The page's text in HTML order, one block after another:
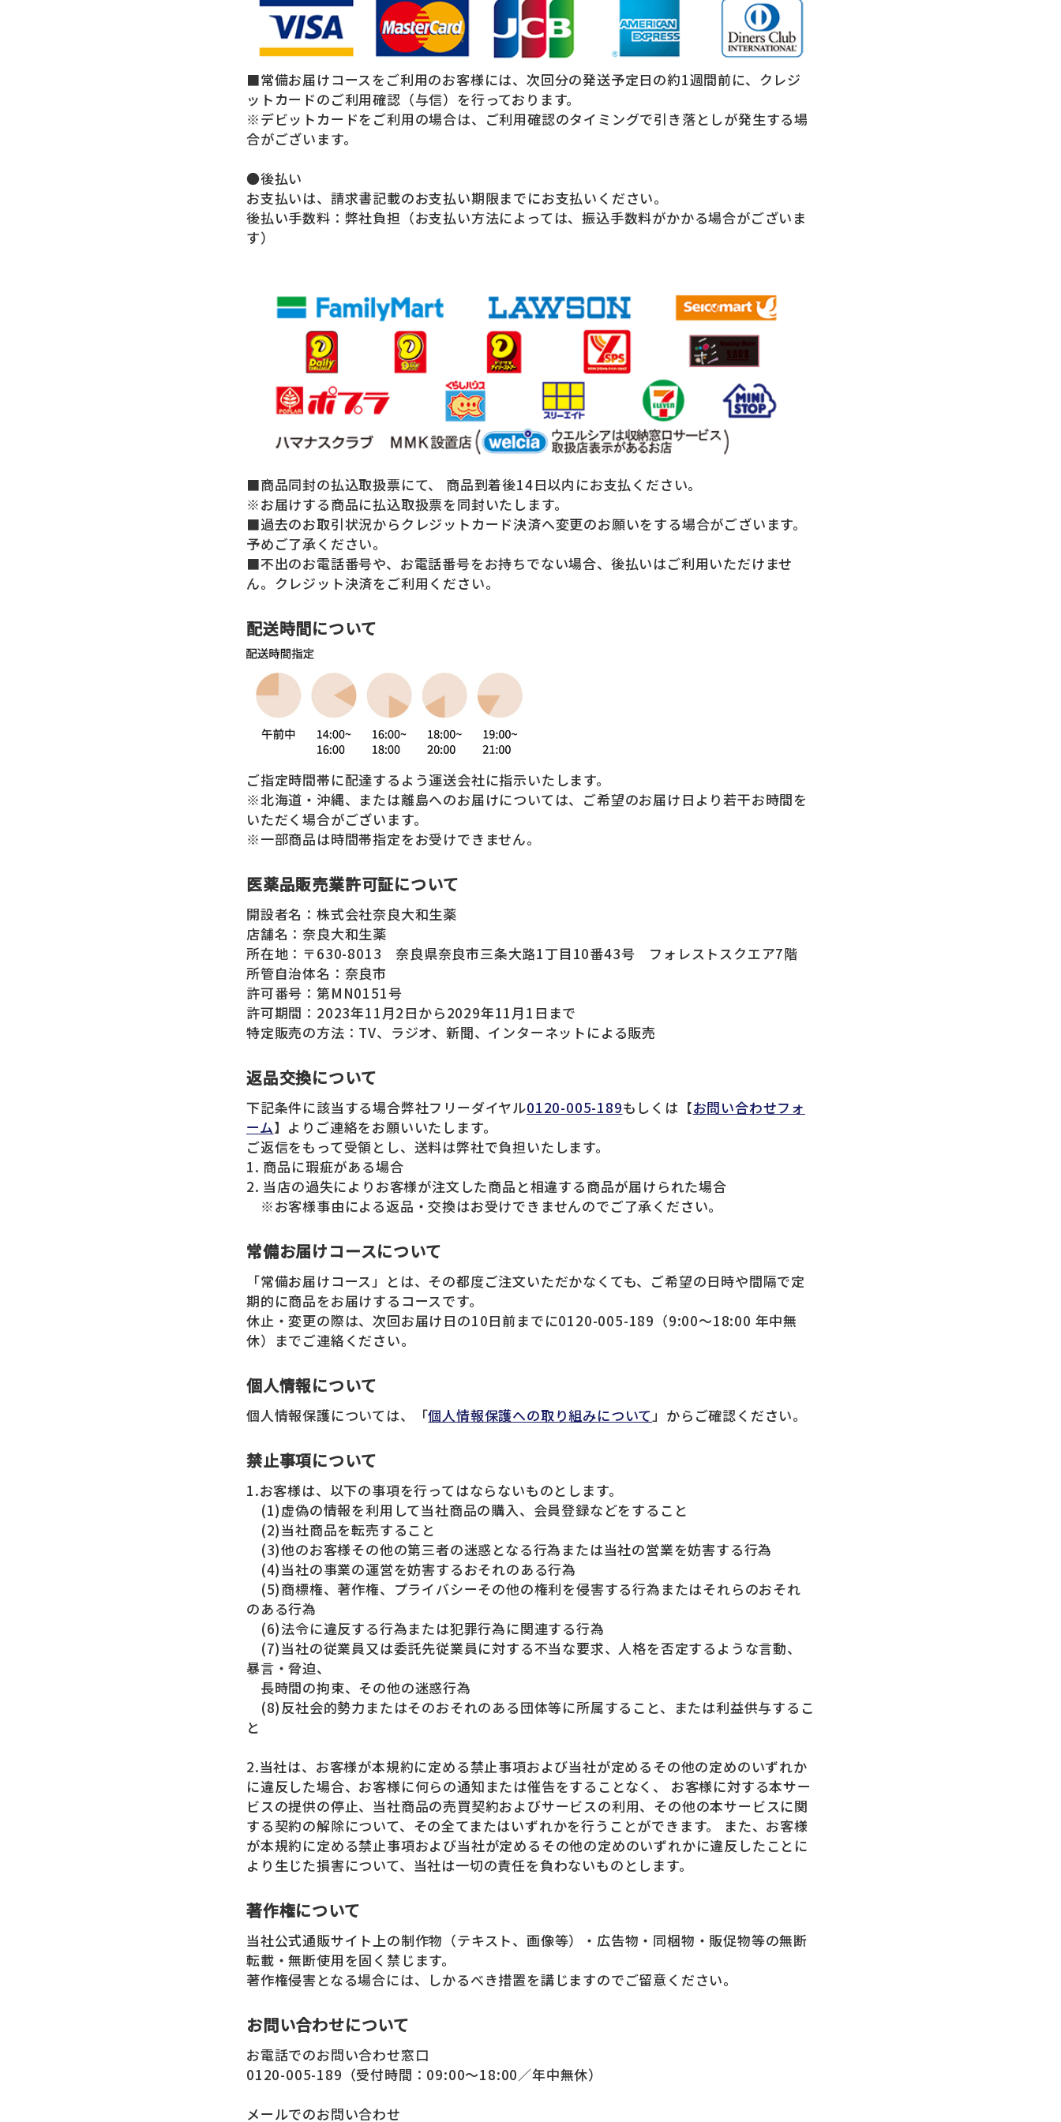
■常備お届けコースをご利用のお客様には、次回分の発送予定日の約1週間前に、クレジ
ットカードのご利用確認（与信）を行っております。
※デビットカードをご利用の場合は、ご利用確認のタイミングで引き落としが発生する場
合がございます。
●後払い
お支払いは、請求書記載のお支払い期限までにお支払いください。
後払い手数料：弊社負担（お支払い方法によっては、振込手数料がかかる場合がございま
す）
■商品同封の払込取扱票にて、 商品到着後14日以内にお支払ください。
※お届けする商品に払込取扱票を同封いたします。
■過去のお取引状況からクレジットカード決済へ変更のお願いをする場合がございます。
予めご了承ください。
■不出のお電話番号や、お電話番号をお持ちでない場合、後払いはご利用いただけませ
ん。クレジット決済をご利用ください。
配送時間について
ご指定時間帯に配達するよう運送会社に指示いたします。
※北海道・沖縄、または離島へのお届けについては、ご希望のお届け日より若干お時間を
いただく場合がございます。
※一部商品は時間帯指定をお受けできません。
医薬品販売業許可証について
開設者名：株式会社奈良大和生薬
店舗名：奈良大和生薬
所在地：〒630-8013 奈良県奈良市三条大路1丁目10番43号 フォレストスクエア7階
所管自治体名：奈良市
許可番号：第MN0151号
許可期間：2023年11月2日から2029年11月1日まで
特定販売の方法：TV、ラジオ、新聞、インターネットによる販売
返品交換について
下記条件に該当する場合弊社フリーダイヤル0120-005-189もしくは【お問い合わせフォ
ーム】よりご連絡をお願いいたします。
ご返信をもって受領とし、送料は弊社で負担いたします。
1. 商品に瑕疵がある場合
2. 当店の過失によりお客様が注文した商品と相違する商品が届けられた場合
※お客様事由による返品・交換はお受けできませんのでご了承ください。
常備お届けコースについて
「常備お届けコース」とは、その都度ご注文いただかなくても、ご希望の日時や間隔で定
期的に商品をお届けするコースです。
休止・変更の際は、次回お届け日の10日前までに0120-005-189（9:00〜18:00 年中無
休）までご連絡ください。
個人情報について
個人情報保護については、「個人情報保護への取り組みについて」からご確認ください。
禁止事項について
1.お客様は、以下の事項を行ってはならないものとします。
(1)虚偽の情報を利用して当社商品の購入、会員登録などをすること
(2)当社商品を転売すること
(3)他のお客様その他の第三者の迷惑となる行為または当社の営業を妨害する行為
(4)当社の事業の運営を妨害するおそれのある行為
(5)商標権、著作権、プライバシーその他の権利を侵害する行為またはそれらのおそれ
のある行為
(6)法令に違反する行為または犯罪行為に関連する行為
(7)当社の従業員又は委託先従業員に対する不当な要求、人格を否定するような言動、
暴言・脅迫、
長時間の拘束、その他の迷惑行為
(8)反社会的勢力またはそのおそれのある団体等に所属すること、または利益供与するこ
と
2.当社は、お客様が本規約に定める禁止事項および当社が定めるその他の定めのいずれか
に違反した場合、お客様に何らの通知または催告をすることなく、 お客様に対する本サー
ビスの提供の停止、当社商品の売買契約およびサービスの利用、その他の本サービスに関
する契約の解除について、その全てまたはいずれかを行うことができます。 また、お客様
が本規約に定める禁止事項および当社が定めるその他の定めのいずれかに違反したことに
より生じた損害について、当社は一切の責任を負わないものとします。
著作権について
当社公式通販サイト上の制作物（テキスト、画像等）・広告物・同梱物・販促物等の無断
転載・無断使用を固く禁じます。
著作権侵害となる場合には、しかるべき措置を講じますのでご留意ください。
お問い合わせについて
お電話でのお問い合わせ窓口
0120-005-189（受付時間：09:00～18:00／年中無休）
メールでのお問い合わせ